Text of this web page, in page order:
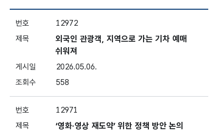
12972
외국인 관광객, 지역으로 가는 기차 예매
쉬워져
2026.05.06.
558
12971
‘영화·영상 재도약’ 위한 정책 방안 논의